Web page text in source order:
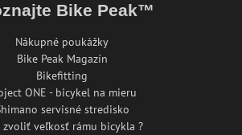
Bike Peak™
Nákupné poukážky
Bike Peak Magazín
Bikefitting
ONE - bicykel na mieru
servisné stredisko
zvoliť veľkosť rámu bicykla ?